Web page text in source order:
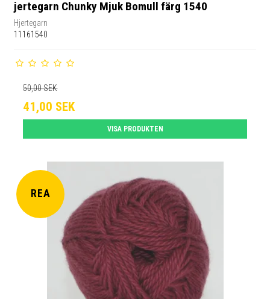
jertegarn Chunky Mjuk Bomull färg 1540
Hjertegarn
11161540
50,00 SEK
41,00 SEK
VISA PRODUKTEN
REA